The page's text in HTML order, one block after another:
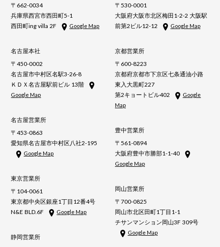
〒662-0034
兵庫県西宮市西田町5-1
西田町ing villa 2F
Google Map
名古屋本社
〒450-0002
名古屋市中村区名駅3-26-8
ＫＤＸ名古屋駅前ビル 13階
Google Map
名古屋営業所
〒453-0863
愛知県名古屋市中村区八社2-195
Google Map
東京営業所
〒104-0061
東京都中央区銀座1丁目12番4号
N&E BLD.6F
Google Map
静岡営業所
〒530-0001
大阪府大阪市北区梅田1-2-2 大阪駅
前第2ビル12-12
Google Map
京都営業所
〒600-8223
京都府京都市下京区七条通油小路
東入大黒町227
第2キョートビル402
Google
Map
豊中営業所
〒561-0894
大阪府豊中市勝部1-1-40
Google Map
岡山営業所
〒700-0825
岡山市北区田町1丁目1-1
チサンマンション岡山3F 309号
Google Map